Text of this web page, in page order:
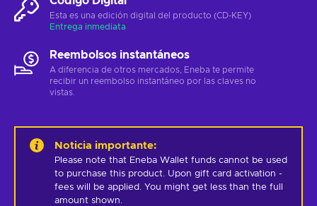
Esta es una edición digital del producto (CD-KEY)
Entrega inmediata
Reembolsos instantáneos
A diferencia de otros mercados, Eneba te permite
recibir un reembolso instantáneo por las claves no
vistas.
Noticia importante:
Please note that Eneba Wallet funds cannot be used
to purchase this product. Upon gift card activation -
fees will be applied. You might get less than the full
amount shown.